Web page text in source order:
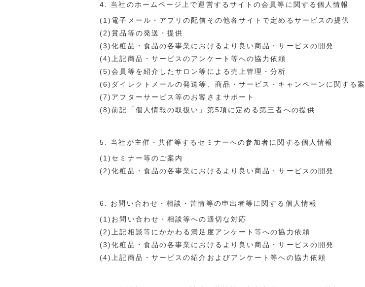
4. 当社のホームページ上で運営するサイトの会員等に関する個人情報
(1)電子メール・アプリの配信その他各サイトで定めるサービスの提供
(2)賞品等の発送・提供
(3)化粧品・食品の各事業におけるより良い商品・サービスの開発
(4)上記商品・サービスのアンケート等への協力依頼
(5)会員等を紹介したサロン等による売上管理・分析
(6)ダイレクトメールの発送等、商品・サービス・キャンペーンに関する
(7)アフターサービス等のお客さまサポート
(8)前記「個人情報の取扱い」第5項に定める第三者への提供
5. 当社が主催・共催等するセミナーへの参加者に関する個人情報
(1)セミナー等のご案内
(2)化粧品・食品の各事業におけるより良い商品・サービスの開発
6. お問い合わせ・相談・苦情等の申出者等に関する個人情報
(1)お問い合わせ・相談等への適切な対応
(2)上記相談等にかかわる満足度アンケート等への協力依頼
(3)化粧品・食品の各事業におけるより良い商品・サービスの開発
(4)上記商品・サービスの紹介およびアンケート等への協力依頼